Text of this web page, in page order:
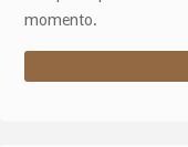
momento.